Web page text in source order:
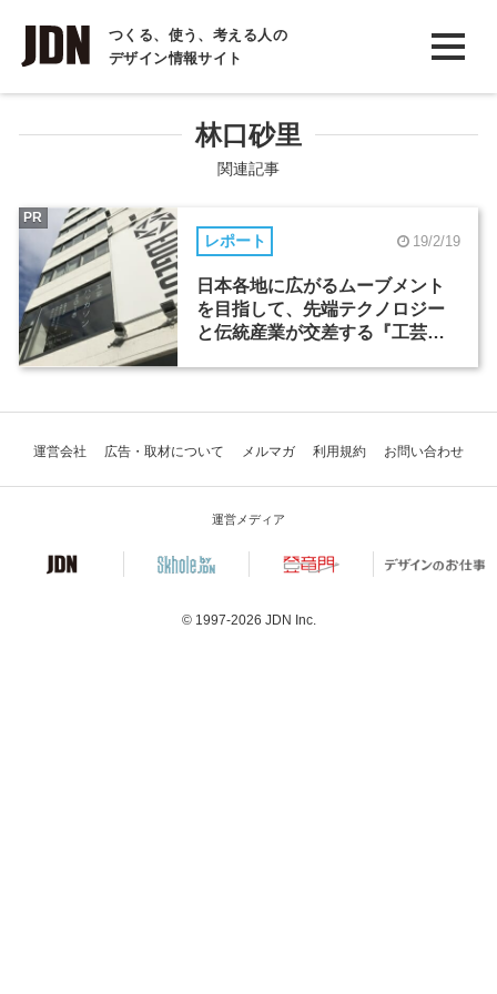
つくる、使う、考える人の
デザイン情報サイト
INTERVIEW
インタビュー
COLUMN
コラム
林口砂里
関連記事
レポート 19/2/19
日本各地に広がるムーブメント
を目指して、先端テクノロジー
と伝統産業が交差する『工芸ハ
PR
運営会社 広告・取材について メルマガ 利用規約 お問い合わせ
運営メディア
© 1997-2026 JDN Inc.